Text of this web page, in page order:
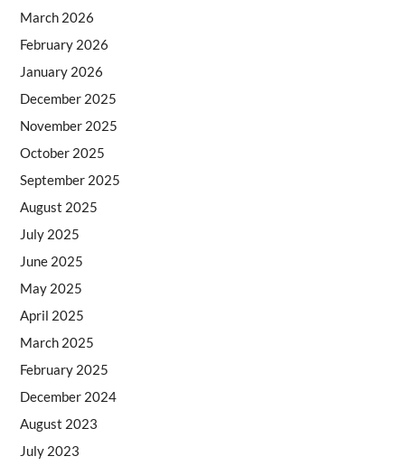
March 2026
February 2026
January 2026
December 2025
November 2025
October 2025
September 2025
August 2025
July 2025
June 2025
May 2025
April 2025
March 2025
February 2025
December 2024
August 2023
July 2023